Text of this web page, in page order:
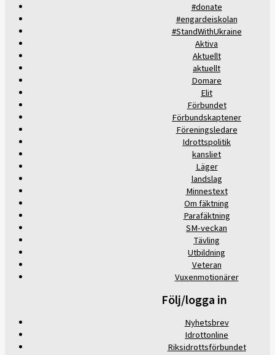
#donate
#engardeiskolan
#StandWithUkraine
Aktiva
Aktuellt
aktuellt
Domare
Elit
Förbundet
Förbundskaptener
Föreningsledare
Idrottspolitik
kansliet
Läger
landslag
Minnestext
Om fäktning
Parafäktning
SM-veckan
Tävling
Utbildning
Veteran
Vuxenmotionärer
Följ/logga in
Nyhetsbrev
Idrottonline
Riksidrottsförbundet